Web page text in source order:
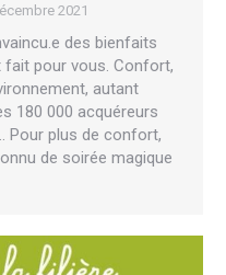
2021
des bienfaits
fait pour vous. Confort,
autant
180 000 acquéreurs
Pour plus de confort,
de soirée magique